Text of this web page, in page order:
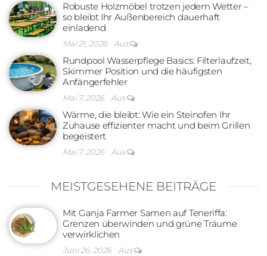
Robuste Holzmöbel trotzen jedem Wetter –
so bleibt Ihr Außenbereich dauerhaft
einladend
Mai 21, 2026 Aus
Rundpool Wasserpflege Basics: Filterlaufzeit,
Skimmer Position und die häufigsten
Anfängerfehler
Mai 7, 2026 Aus
Wärme, die bleibt: Wie ein Steinofen Ihr
Zuhause effizienter macht und beim Grillen
begeistert
Mai 7, 2026 Aus
MEISTGESEHENE BEITRÄGE
Mit Ganja Farmer Samen auf Teneriffa:
Grenzen überwinden und grüne Träume
verwirklichen
Juni 26, 2026 Aus